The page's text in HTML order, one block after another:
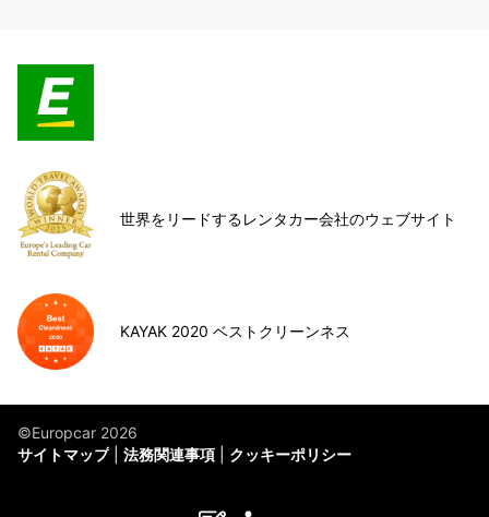
世界をリードするレンタカー会社のウェブサイト
KAYAK 2020 ベストクリーンネス
©Europcar 2026
サイトマップ
法務関連事項 クッキーポリシー